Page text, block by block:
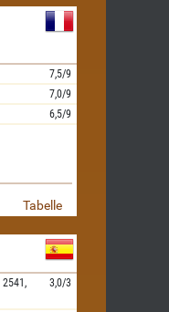
7,5/9
7,0/9
6,5/9
Tabelle
2541,
3,0/3